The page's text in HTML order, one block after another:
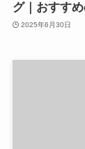
グ｜おすす
2025年6月30日